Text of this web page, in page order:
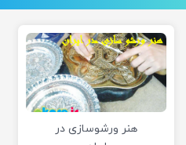
هنر ورشوسازی در